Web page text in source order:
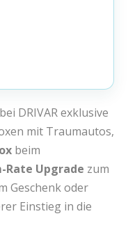
DRIVAR exklusive
mit Traumautos,
beim
Rate Upgrade zum
Geschenk oder
Einstieg in die